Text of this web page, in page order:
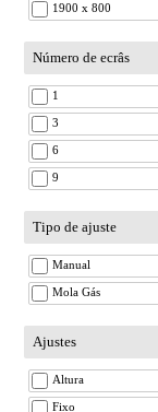
1900 x 800
Número de ecrâs
1
3
6
9
Tipo de ajuste
Manual
Mola Gás
Ajustes
Altura
Fixo